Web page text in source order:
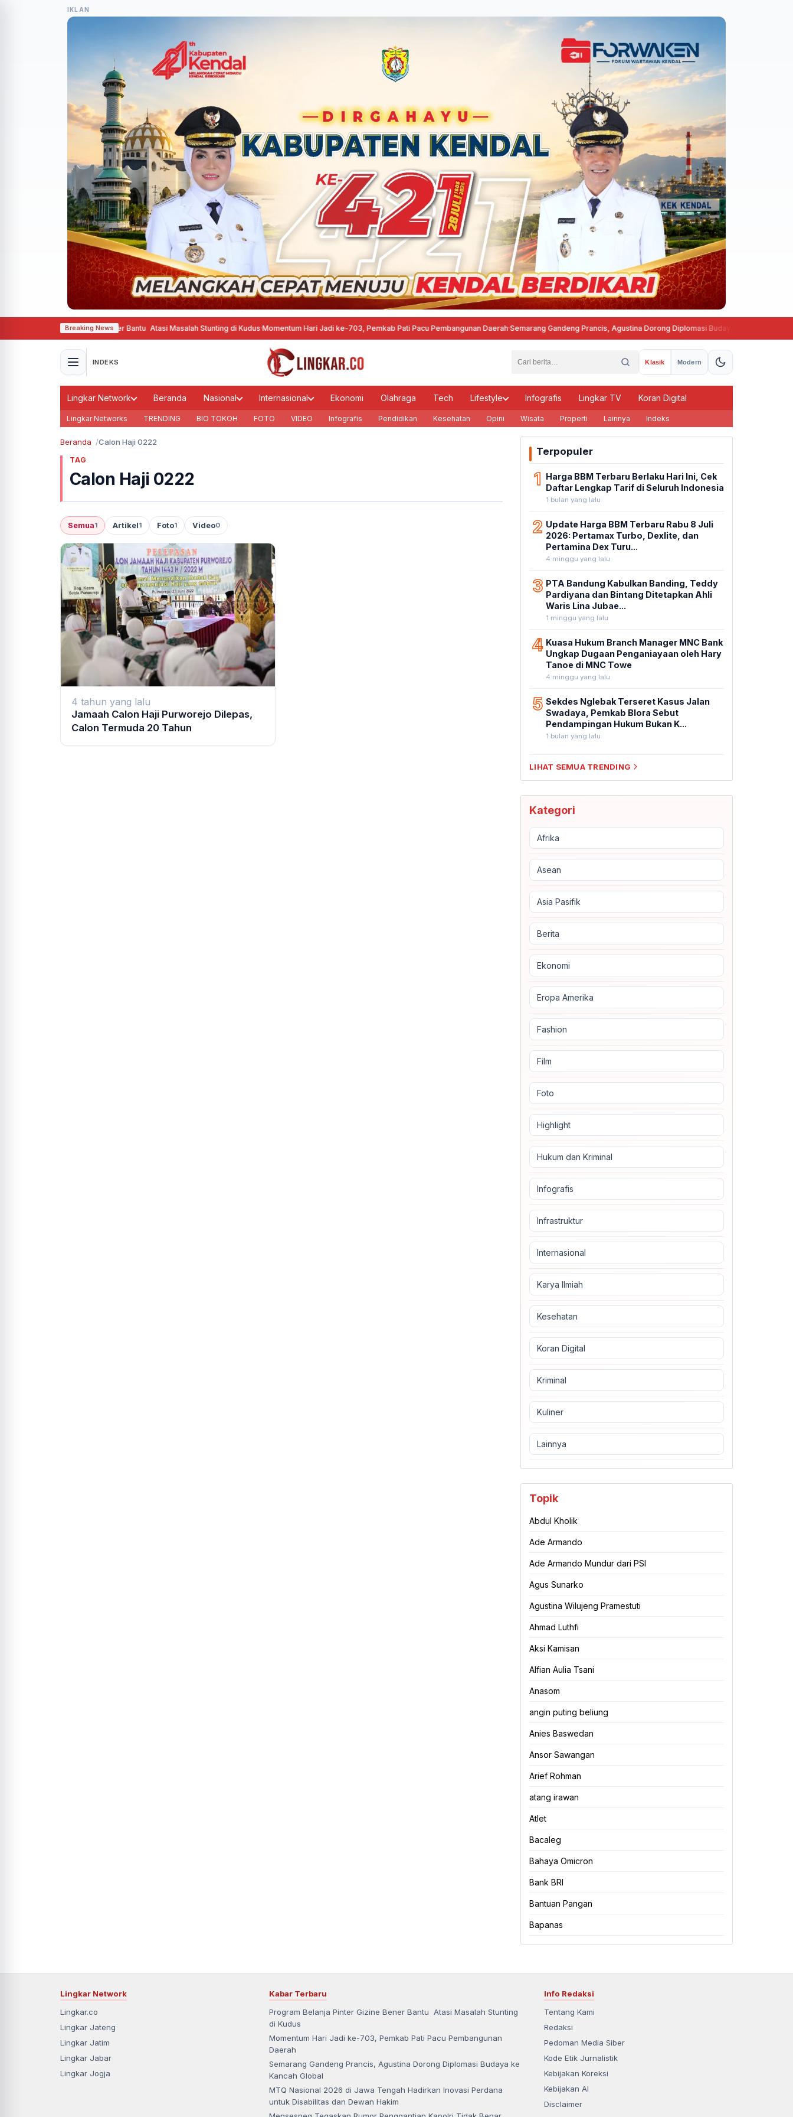
IKLAN
Breaking News
Belanja Pinter Gizine Bener Bantu Atasi Masalah Stunting di Kudus·Momentum Hari Jadi ke-703, Pemkab Pati Pacu Pembangunan Daerah·Semarang Gandeng Prancis, Agustina Dorong Diplomasi Budaya ke Kancah Global
INDEKS Klasik Modern
Lingkar Network Beranda Nasional Internasional Ekonomi Olahraga Tech Lifestyle Infografis Lingkar TV Koran Digital
Lingkar Networks TRENDING BIO TOKOH FOTO VIDEO Infografis Pendidikan Kesehatan Opini Wisata Properti Lainnya Indeks
Beranda Calon Haji 0222
TAG
Calon Haji 0222
Semua1 Artikel1 Foto1 Video0
4 tahun yang lalu
Jamaah Calon Haji Purworejo Dilepas,
Calon Termuda 20 Tahun
Terpopuler
1 Harga BBM Terbaru Berlaku Hari Ini, Cek
Daftar Lengkap Tarif di Seluruh Indonesia
1 bulan yang lalu
2 Update Harga BBM Terbaru Rabu 8 Juli
2026: Pertamax Turbo, Dexlite, dan
Pertamina Dex Turu...
4 minggu yang lalu
3 PTA Bandung Kabulkan Banding, Teddy
Pardiyana dan Bintang Ditetapkan Ahli
Waris Lina Jubae...
1 minggu yang lalu
4 Kuasa Hukum Branch Manager MNC Bank
Ungkap Dugaan Penganiayaan oleh Hary
Tanoe di MNC Towe
4 minggu yang lalu
5 Sekdes Nglebak Terseret Kasus Jalan
Swadaya, Pemkab Blora Sebut
Pendampingan Hukum Bukan K...
1 bulan yang lalu
LIHAT SEMUA TRENDING
Kategori
Afrika
Asean
Asia Pasifik
Berita
Ekonomi
Eropa Amerika
Fashion
Film
Foto
Highlight
Hukum dan Kriminal
Infografis
Infrastruktur
Internasional
Karya Ilmiah
Kesehatan
Koran Digital
Kriminal
Kuliner
Lainnya
Topik
Abdul Kholik
Ade Armando
Ade Armando Mundur dari PSI
Agus Sunarko
Agustina Wilujeng Pramestuti
Ahmad Luthfi
Aksi Kamisan
Alfian Aulia Tsani
Anasom
angin puting beliung
Anies Baswedan
Ansor Sawangan
Arief Rohman
atang irawan
Atlet
Bacaleg
Bahaya Omicron
Bank BRI
Bantuan Pangan
Bapanas
Lingkar Network
Lingkar.co
Lingkar Jateng
Lingkar Jatim
Lingkar Jabar
Lingkar Jogja
Kabar Terbaru
Program Belanja Pinter Gizine Bener Bantu Atasi Masalah Stunting
di Kudus
Momentum Hari Jadi ke-703, Pemkab Pati Pacu Pembangunan
Daerah
Semarang Gandeng Prancis, Agustina Dorong Diplomasi Budaya ke
Kancah Global
MTQ Nasional 2026 di Jawa Tengah Hadirkan Inovasi Perdana
untuk Disabilitas dan Dewan Hakim
Info Redaksi
Tentang Kami
Redaksi
Pedoman Media Siber
Kode Etik Jurnalistik
Kebijakan Koreksi
Kebijakan AI
Disclaimer